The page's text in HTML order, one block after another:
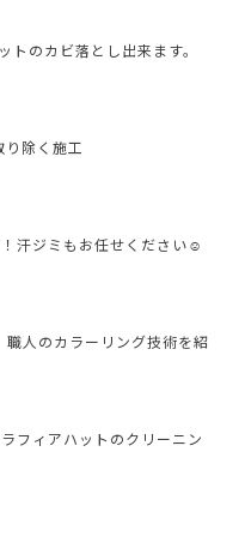
のカビ落とし出来ます。
除く施工
汗ジミもお任せください☺
職人のカラーリング技術を紹
フィアハットのクリーニン